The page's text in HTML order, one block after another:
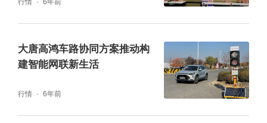
行情 6年前
大唐高鸿车路协同方案推动构
建智能网联新生活
行情 6年前